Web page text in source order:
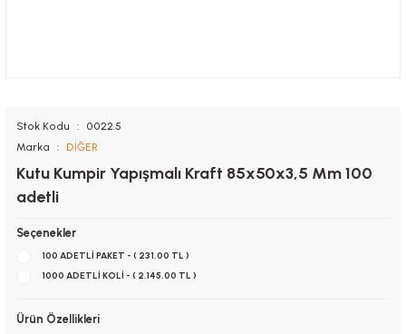
Stok Kodu
0022.5
Marka
DİĞER
Kutu Kumpir Yapışmalı Kraft 85x50x3,5 Mm 100
adetli
Seçenekler
100 ADETLİ PAKET - ( 231,00 TL )
1000 ADETLİ KOLİ - ( 2.145,00 TL )
Ürün Özellikleri